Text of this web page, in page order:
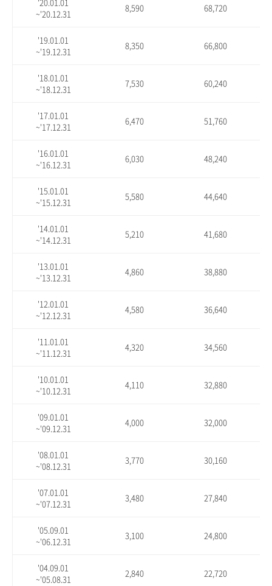
~'20.12.31
8,590 68,720
'19.01.01
~'19.12.31
8,350 66,800
'18.01.01
~'18.12.31
7,530 60,240
'17.01.01
~'17.12.31
6,470 51,760
'16.01.01
~'16.12.31
6,030 48,240
'15.01.01
~'15.12.31
5,580 44,640
'14.01.01
~'14.12.31
5,210 41,680
'13.01.01
~'13.12.31
4,860 38,880
'12.01.01
~'12.12.31
4,580 36,640
'11.01.01
~'11.12.31
4,320 34,560
'10.01.01
~'10.12.31
4,110 32,880
'09.01.01
~'09.12.31
4,000 32,000
'08.01.01
~'08.12.31
3,770 30,160
'07.01.01
~'07.12.31
3,480 27,840
'05.09.01
~'06.12.31
3,100 24,800
'04.09.01
~'05.08.31
2,840 22,720